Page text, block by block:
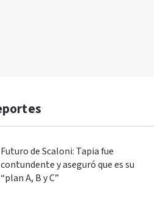
Futuro de Scaloni: Tapia fue
contundente y aseguró que es su
“plan A, B y C”